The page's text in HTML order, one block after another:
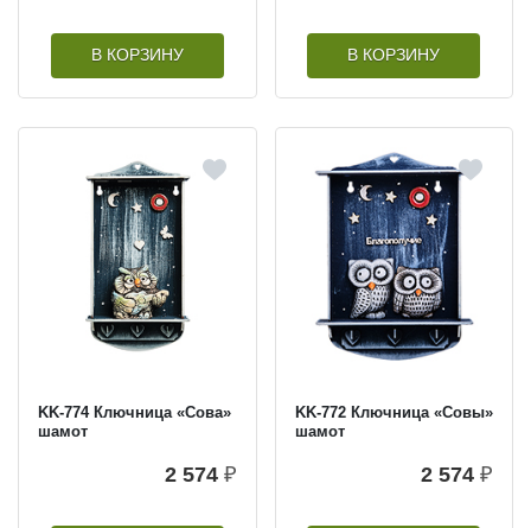
В КОРЗИНУ В КОРЗИНУ
KK-774 Ключница «Сова»
шамот
2 574 ₽
KK-772 Ключница «Совы»
шамот
2 574 ₽